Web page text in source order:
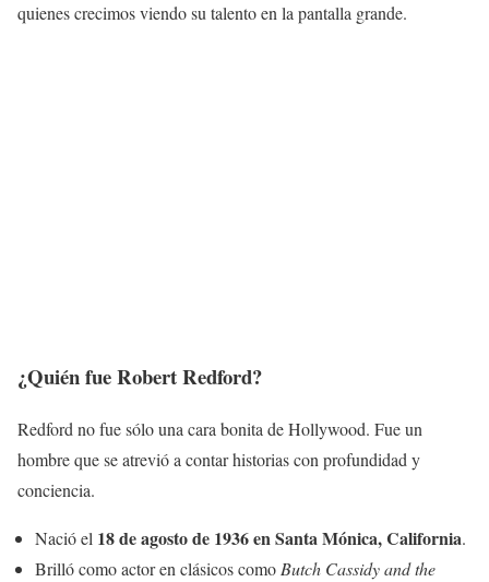
quienes crecimos viendo su talento en la pantalla grande.
¿Quién fue Robert Redford?
Redford no fue sólo una cara bonita de Hollywood. Fue un
hombre que se atrevió a contar historias con profundidad y
conciencia.
Nació el 18 de agosto de 1936 en Santa Mónica, California.
Brilló como actor en clásicos comoButch Cassidy and the